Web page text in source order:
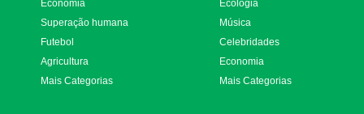
Economia
Superação humana
Futebol
Agricultura
Mais Categorias
Ecologia
Música
Celebridades
Economia
Mais Categorias